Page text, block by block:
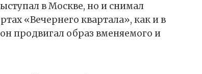
в Москве, но и снимал
«Вечернего квартала», как и в
продвигал образ вменяемого и